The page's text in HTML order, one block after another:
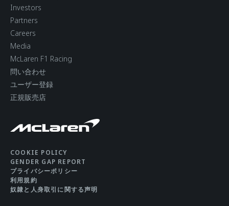
Investors
Partners
Careers
Media
McLaren F1 Racing
問い合わせ
ユーザー登録
正規販売店
COOKIE POLICY
GENDER GAP REPORT
プライバシーポリシー
利用規約
奴隷と人身取引に関する声明